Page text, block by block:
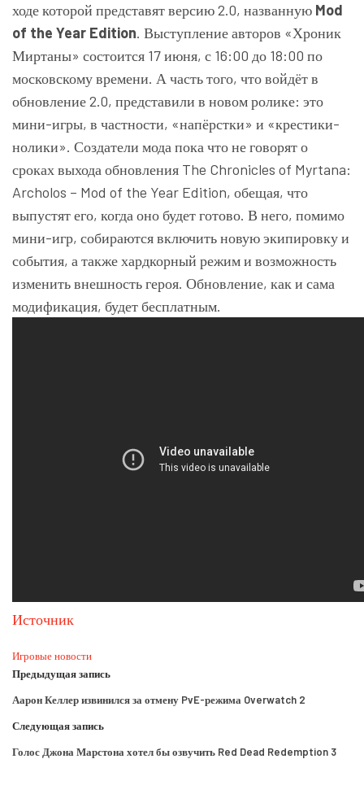
ходе которой представят версию 2.0, названную Mod
of the Year Edition. Выступление авторов «Хроник
Миртаны» состоится 17 июня, с 16:00 до 18:00 по
московскому времени. А часть того, что войдёт в
обновление 2.0, представили в новом ролике: это
мини-игры, в частности, «напёрстки» и «крестики-
нолики». Создатели мода пока что не говорят о
сроках выхода обновления The Chronicles of Myrtana:
Archolos – Mod of the Year Edition, обещая, что
выпустят его, когда оно будет готово. В него, помимо
мини-игр, собираются включить новую экипировку и
события, а также хардкорный режим и возможность
изменить внешность героя. Обновление, как и сама
модификация, будет бесплатным.
Источник
Игровые новости
Предыдущая запись
Аарон Келлер извинился за отмену PvE-режима Overwatch 2
Следующая запись
Голос Джона Марстона хотел бы озвучить Red Dead Redemption 3